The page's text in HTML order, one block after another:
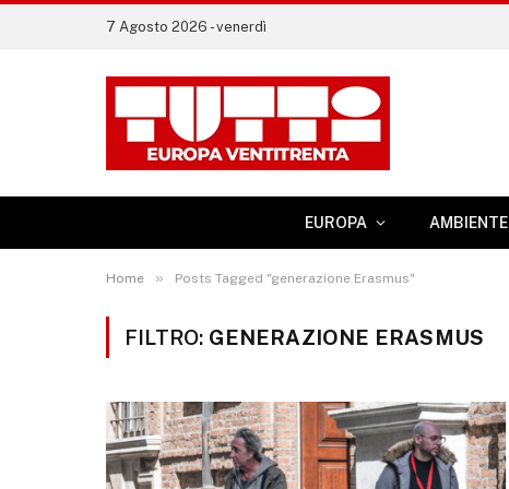
7 Agosto 2026 - venerdì
EUROPA AMBIENTE
Home » Posts Tagged "generazione Erasmus"
FILTRO: GENERAZIONE ERASMUS